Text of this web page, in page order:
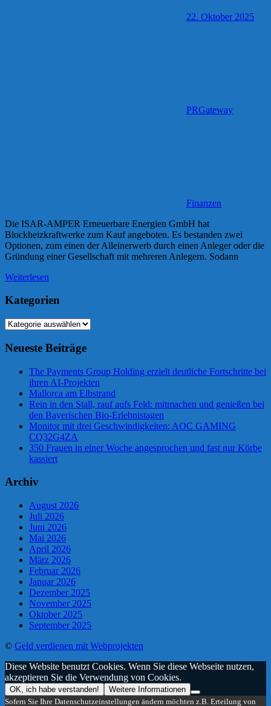
22. Oktober 2025
PRGateway
Finanzen
Die ISAR-AMPER Erneuerbare Energien GmbH hat
Blockheizkraftwerke zum Kauf angeboten. Es bestanden zwei
Optionen, zum einen der Alleinerwerb durch einen Anleger oder die
Gründung einer Gesellschaft mit mehreren Anlegern. Sodann
Weiterlesen
Kategorien
Kategorien
Neueste Beiträge
The Payments Group Holding erzielt deutliche Fortschritte bei
ihren AI-Projekten
Mallorca am Elbstrand
Rein in den Stall, rauf aufs Feld: mitmachen und genießen bei
den Bayerischen Bio-Erlebnistagen
Monitor mit drei Geschwindigkeiten: AOC GAMING
CQ32G4ZA
350 Frauen in einer Woche angesprochen und fast nur Körbe
kassiert
Archiv
August 2026
Juli 2026
Juni 2026
Mai 2026
April 2026
März 2026
Februar 2026
Januar 2026
Dezember 2025
November 2025
Oktober 2025
September 2025
© Geld verdienen mit Webprojekten
Diese Website benutzt Cookies. Wenn Sie diese Webseite nutzen,
akzeptieren Sie die Verwendung von Cookies.
OK, ich habe verstanden!
Weitere Informationen
Sofern Sie Ihre Datenschutzeinstellungen ändern möchten z.B. Erteilung von